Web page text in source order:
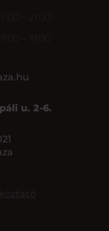
07:00 – 21:00
u. 2-6.